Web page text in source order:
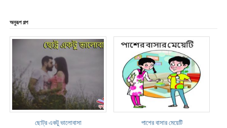
অনুরূপ গল্প
ছোট্র একটু ভালোবাসা পাশের বাসার মেয়েটি